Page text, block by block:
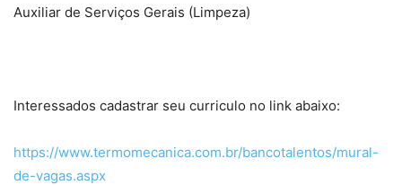
Auxiliar de Serviços Gerais (Limpeza)
Interessados cadastrar seu curriculo no link abaixo:
https://www.termomecanica.com.br/bancotalentos/mural-
de-vagas.aspx